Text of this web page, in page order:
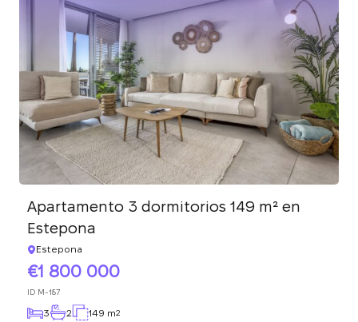
Apartamento 3 dormitorios 149 m² en
Estepona
Estepona
1 800 000
ID M-187
3 2 149 m2